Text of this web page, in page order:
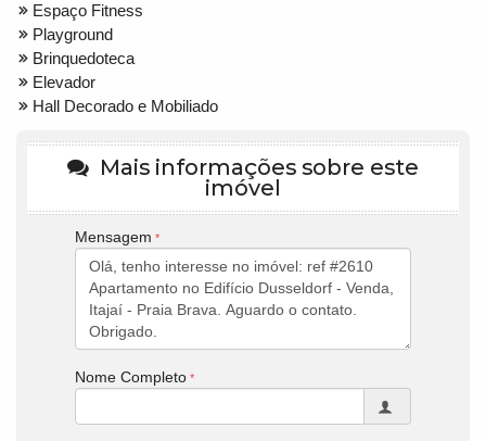
Espaço Fitness
Playground
Brinquedoteca
Elevador
Hall Decorado e Mobiliado
Mais informações sobre este
imóvel
Mensagem
Nome Completo